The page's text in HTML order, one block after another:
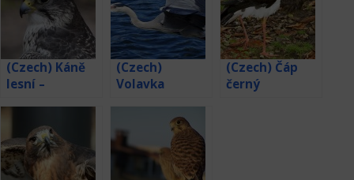
(Czech) Káně
lesní –
(Czech)
Volavka
webkamera z
hnízda
(Czech) Čáp
černý